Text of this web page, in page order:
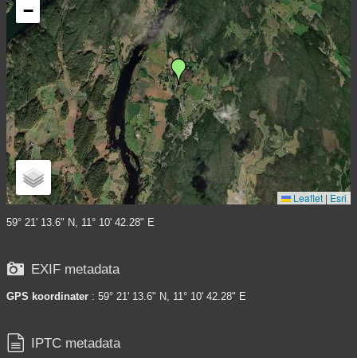
−
Leaflet | Esri
59° 21' 13.6" N, 11° 10' 42.28" E
 EXIF metadata
GPS koordinater : 59° 21' 13.6" N, 11° 10' 42.28" E
 IPTC metadata